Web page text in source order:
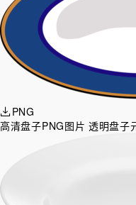
PNG
高清盘子PNG图片 透明盘子